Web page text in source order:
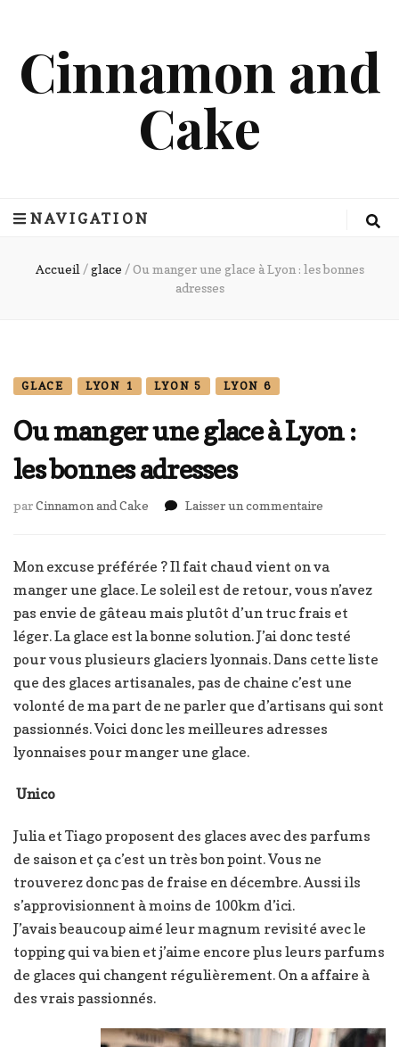
Cinnamon and
Cake
NAVIGATION
Accueil / glace / Ou manger une glace à Lyon : les bonnes
adresses
GLACE LYON 1 LYON 5 LYON 6
Ou manger une glace à Lyon :
les bonnes adresses
parCinnamon and Cake Laisser un commentaire
à
Lyon
:
les
adresses
Mon excuse préférée ? Il fait chaud vient on va
manger une glace. Le soleil est de retour, vous n’avez
pas envie de gâteau mais plutôt d’un truc frais et
léger. La glace est la bonne solution. J’ai donc testé
pour vous plusieurs glaciers lyonnais. Dans cette liste
que des glaces artisanales, pas de chaine c’est une
volonté de ma part de ne parler que d’artisans qui sont
passionnés. Voici donc les meilleures adresses
lyonnaises pour manger une glace.
Unico
Julia et Tiago proposent des glaces avec des parfums
de saison et ça c’est un très bon point. Vous ne
trouverez donc pas de fraise en décembre. Aussi ils
s’approvisionnent à moins de 100km d’ici.
J’avais beaucoup aimé leur magnum revisité avec le
topping qui va bien et j’aime encore plus leurs parfums
de glaces qui changent régulièrement. On a affaire à
des vrais passionnés.